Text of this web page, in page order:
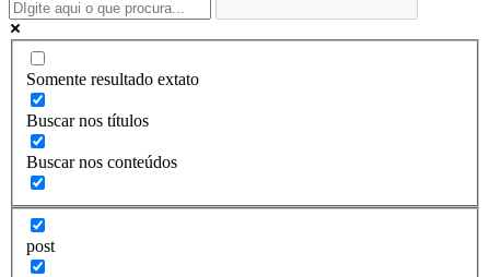
Somente resultado extato
Buscar nos títulos
Buscar nos conteúdos
post